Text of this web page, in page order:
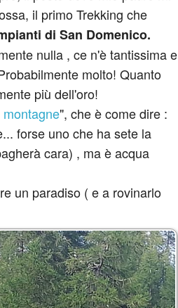
il primo Trekking che
di San Domenico.
nulla , ce n'è tantissima e
molto! Quanto
più dell'oro!
", che è come dire :
forse uno che ha sete la
cara) , ma è acqua
un paradiso ( e a rovinarlo